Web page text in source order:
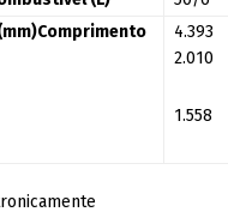
Comprimento
4.393
2.010
1.558